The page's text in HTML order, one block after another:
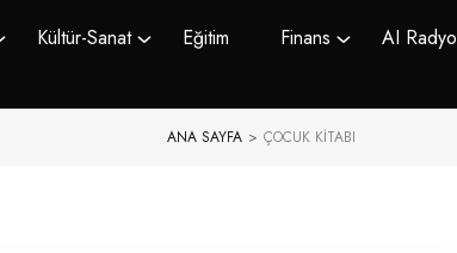
Kültür-Sanat Eğitim Finans AI Radyo
ANA SAYFA > ÇOCUK KITABI